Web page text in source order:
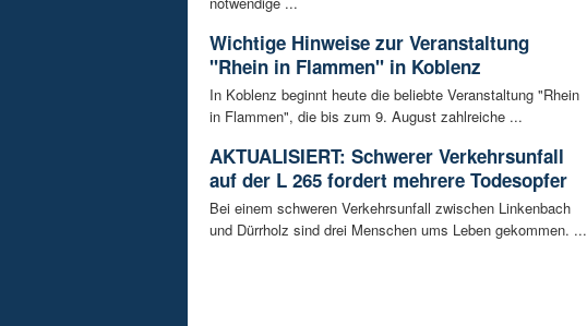
Wichtige Hinweise zur Veranstaltung
"Rhein in Flammen" in Koblenz
In Koblenz beginnt heute die beliebte Veranstaltung "Rhein
in Flammen", die bis zum 9. August zahlreiche ...
AKTUALISIERT: Schwerer Verkehrsunfall
auf der L 265 fordert mehrere Todesopfer
Bei einem schweren Verkehrsunfall zwischen Linkenbach
und Dürrholz sind drei Menschen ums Leben gekommen. ...